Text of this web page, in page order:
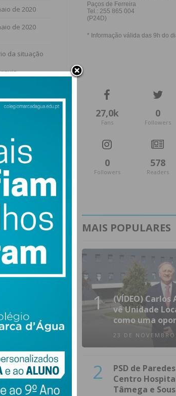
de 2020
de 2020
da situação
da situação
da
da situação
da situação
de 2020
27,0k
Fans
0
Followers
0
Followers
578
Readers
MAIS POPULARES
1
(VÍDEO)
vê Unidade
como uma
23 DE
2
PSD de
Centro
Tâmega e